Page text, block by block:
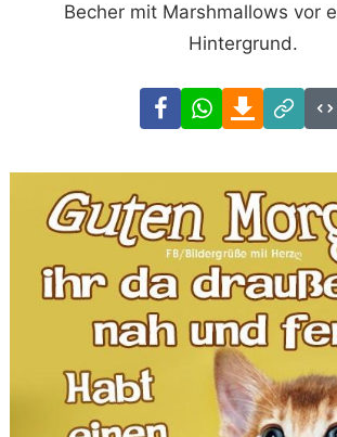
Becher mit Marshmallows vor
Hintergrund.
FacebookWhatsApp
Link